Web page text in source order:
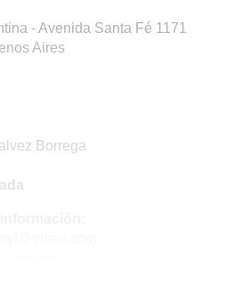
- Avenida Santa Fé 1171
Aires
Borrega